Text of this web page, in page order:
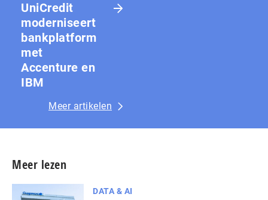
UniCredit
moderniseert
bankplatform
met
Accenture en
IBM
Meer artikelen
Meer lezen
DATA & AI